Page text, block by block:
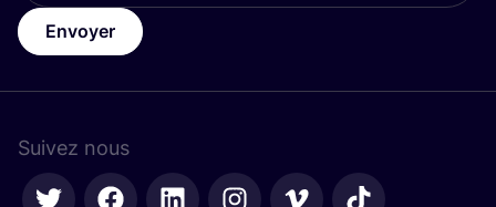
Envoyer
Suivez nous